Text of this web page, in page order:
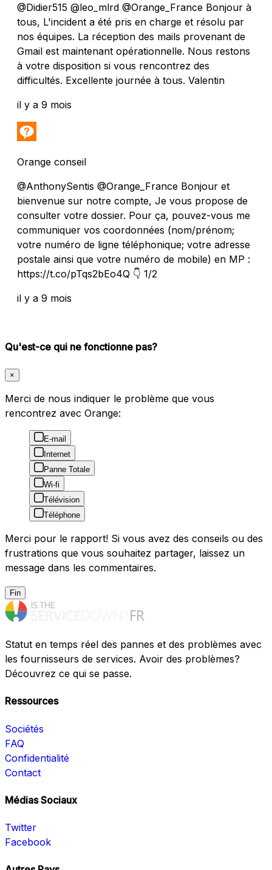
@Didier515 @leo_mlrd @Orange_France Bonjour à
tous, L'incident a été pris en charge et résolu par
nos équipes. La réception des mails provenant de
Gmail est maintenant opérationnelle. Nous restons
à votre disposition si vous rencontrez des
difficultés. Excellente journée à tous. Valentin
il y a 9 mois
Orange conseil
@AnthonySentis @Orange_France Bonjour et
bienvenue sur notre compte, Je vous propose de
consulter votre dossier. Pour ça, pouvez-vous me
communiquer vos coordonnées (nom/prénom;
votre numéro de ligne téléphonique; votre adresse
postale ainsi que votre numéro de mobile) en MP :
https://t.co/pTqs2bEo4Q 👇 1/2
il y a 9 mois
Qu'est-ce qui ne fonctionne pas?
×
Merci de nous indiquer le problème que vous
rencontrez avec Orange:
E-mail
Internet
Panne Totale
Wi-fi
Télévision
Téléphone
Merci pour le rapport! Si vous avez des conseils ou des
frustrations que vous souhaitez partager, laissez un
message dans les commentaires.
Fin
Statut en temps réel des pannes et des problèmes avec
les fournisseurs de services. Avoir des problèmes?
Découvrez ce qui se passe.
Ressources
Sociétés
FAQ
Confidentialité
Contact
Médias Sociaux
Twitter
Facebook